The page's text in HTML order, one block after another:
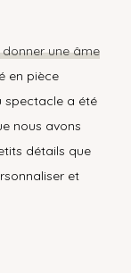
donner une âme
en pièce
spectacle a été
nous avons
détails que
et